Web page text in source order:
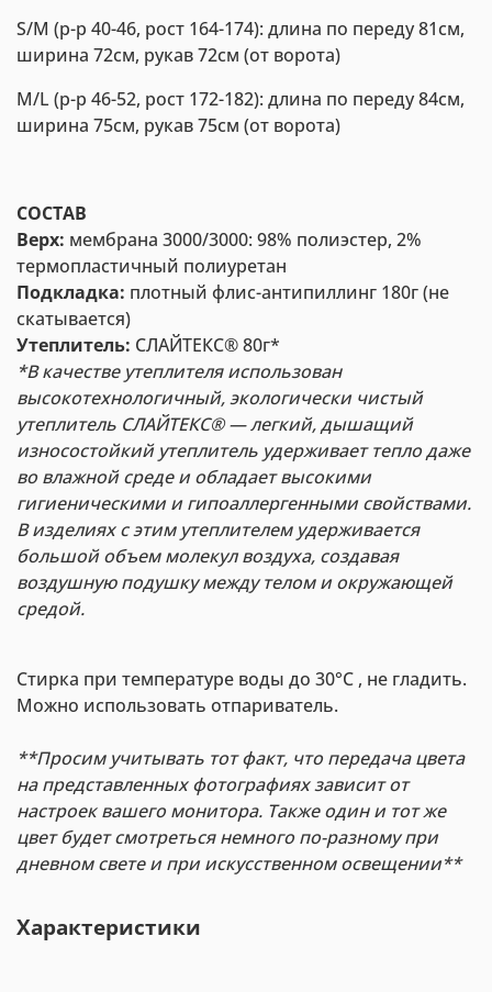
S/M (р-р 40-46, рост 164-174): длина по переду 81см,
ширина 72см, рукав 72см (от ворота)
M/L (р-р 46-52, рост 172-182): длина по переду 84см,
ширина 75см, рукав 75см (от ворота)
СОСТАВ
Верх: мембрана 3000/3000: 98% полиэстер, 2%
термопластичный полиуретан
Подкладка: плотный флис-антипиллинг 180г (не
скатывается)
Утеплитель: СЛАЙТЕКС® 80г*
*В качестве утеплителя использован
высокотехнологичный, экологически чистый
утеплитель СЛАЙТЕКС® — легкий, дышащий
износостойкий утеплитель удерживает тепло даже
во влажной среде и обладает высокими
гигиеническими и гипоаллергенными свойствами.
В изделиях с этим утеплителем удерживается
большой объем молекул воздуха, создавая
воздушную подушку между телом и окружающей
средой.
Стирка при температуре воды до 30°С , не гладить.
Можно использовать отпариватель.
**Просим учитывать тот факт, что передача цвета
на представленных фотографиях зависит от
настроек вашего монитора. Также один и тот же
цвет будет смотреться немного по-разному при
дневном свете и при искусственном освещении**
Характеристики